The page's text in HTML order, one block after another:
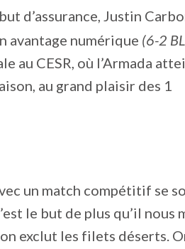
d’assurance, Justin
avantage numérique (6-2
au CESR, où l’Armada
au grand plaisir des 1
un match compétitif se
le but de plus qu’il nous
exclut les filets déserts.